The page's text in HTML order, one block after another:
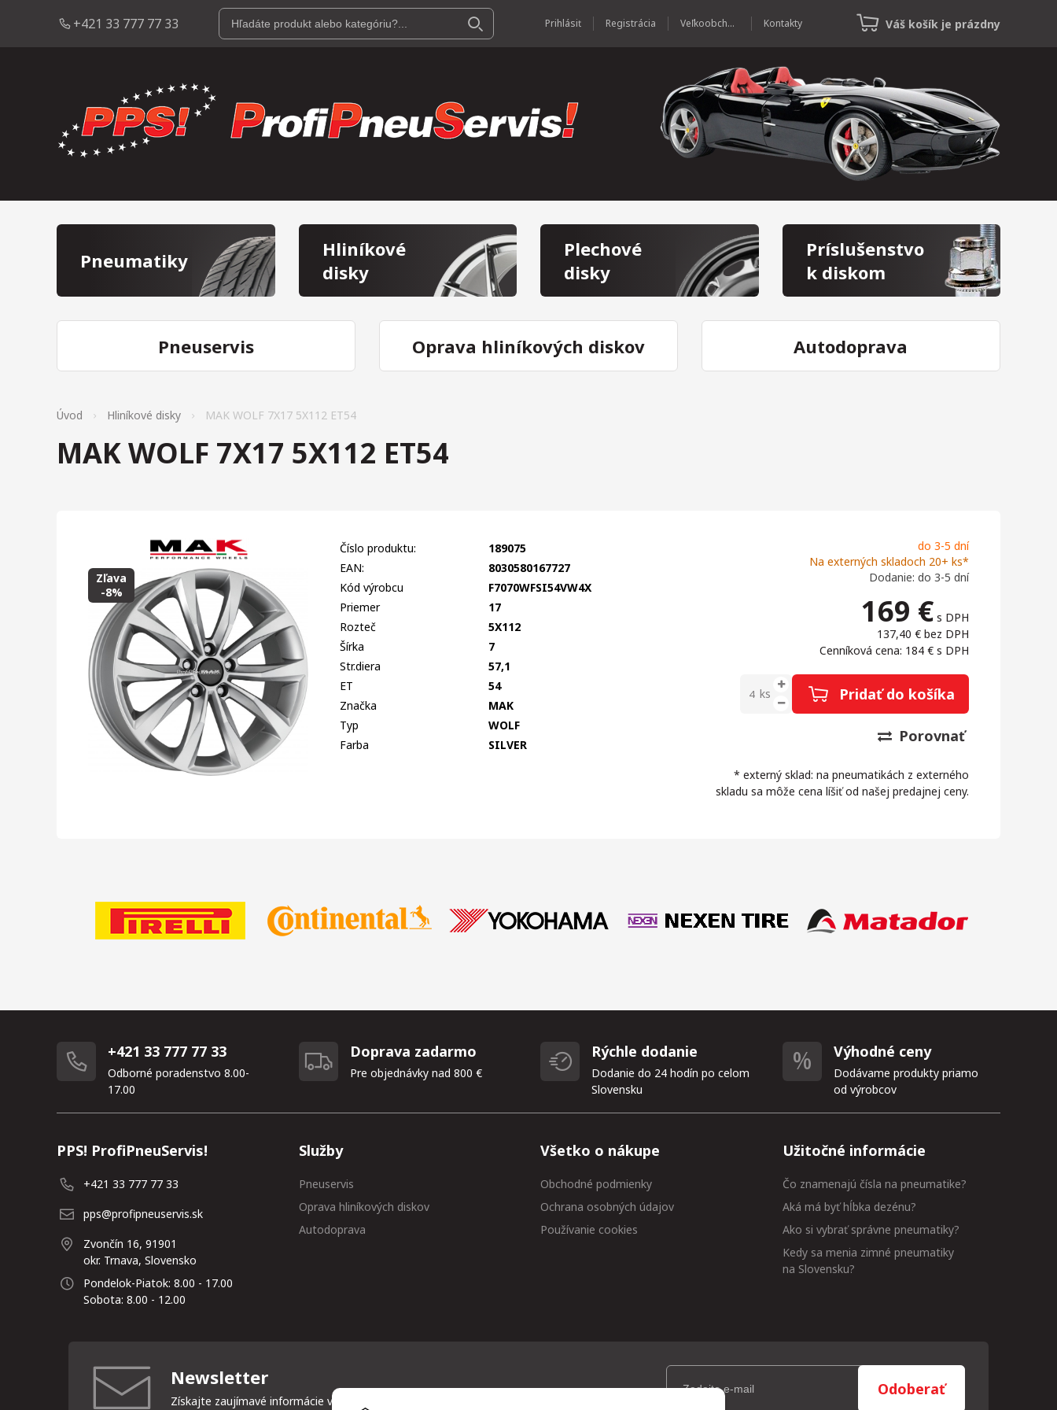
+421 33 777 77 33 Prihlásiť Registrácia Veľkoobchod Kontakty Váš košík je prázdny
Pneumatiky
Hliníkové
disky
Plechové
disky
Príslušenstvo
k diskom
Pneuservis Oprava hliníkových diskov Autodoprava
Úvod Hliníkové disky MAK WOLF 7X17 5X112 ET54
MAK WOLF 7X17 5X112 ET54
Zľava
-8%
do 3-5 dní
Na externých skladoch 20+ ks*
Dodanie: do 3-5 dní
169 € s DPH
137,40 € bez DPH
Cenníková cena: 184 € s DPH
ks Pridať do košíka
Porovnať
* externý sklad: na pneumatikách z externého
skladu sa môže cena líšiť od našej predajnej ceny.
Číslo produktu:
189075
EAN:
8030580167727
Kód výrobcu
F7070WFSI54VW4X
Priemer
17
Rozteč
5X112
Šírka
7
Str.diera
57,1
ET
54
Značka
MAK
Typ
WOLF
Farba
SILVER
+421 33 777 77 33
Odborné poradenstvo 8.00-
17.00
Doprava zadarmo
Pre objednávky nad 800 €
Rýchle dodanie
Dodanie do 24 hodín po celom
Slovensku
Výhodné ceny
Dodávame produkty priamo
od výrobcov
PPS! ProfiPneuServis!
+421 33 777 77 33
pps@profipneuservis.sk
Zvončín 16, 91901
okr. Trnava, Slovensko
Pondelok-Piatok: 8.00 - 17.00
Sobota: 8.00 - 12.00
Služby
Pneuservis
Oprava hliníkových diskov
Autodoprava
Všetko o nákupe
Obchodné podmienky
Ochrana osobných údajov
Používanie cookies
Užitočné informácie
Čo znamenajú čísla na pneumatike?
Aká má byť hĺbka dezénu?
Ako si vybrať správne pneumatiky?
Kedy sa menia zimné pneumatiky
na Slovensku?
Newsletter
Získajte zaujímavé informácie vždy medzi prvými
Odoberať